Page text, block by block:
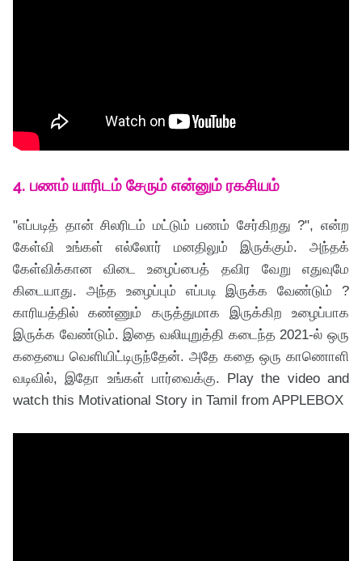
4. பணம் யாரிடம் சேரும் என்னும் ரகசியம்
"எப்படித் தான் சிலரிடம் மட்டும் பணம் சேர்கிறது ?", என்ற
கேள்வி உங்கள் எல்லோர் மனதிலும் இருக்கும். அந்தக்
கேள்விக்கான விடை உழைப்பைத் தவிர வேறு எதுவுமே
கிடையாது. அந்த உழைப்பும் எப்படி இருக்க வேண்டும் ?
காரியத்தில் கண்ணும் கருத்துமாக இருக்கிற உழைப்பாக
இருக்க வேண்டும். இதை வலியுறுத்தி கடைந்த 2021-ல் ஒரு
கதையை வெளியிட்டிருந்தேன். அதே கதை ஒரு காணொளி
வடிவில், இதோ உங்கள் பார்வைக்கு. Play the video and
watch this Motivational Story in Tamil from APPLEBOX